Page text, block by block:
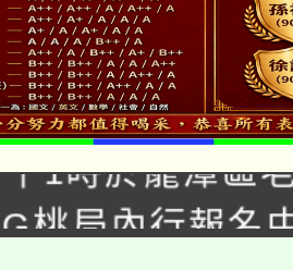
」8/29、30在
場!
1時於龍潭區
。
桃局內行報名